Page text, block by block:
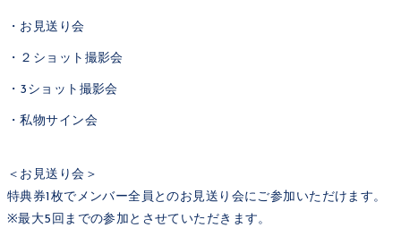
・お見送り会
・２ショット撮影会
・3ショット撮影会
・私物サイン会
＜お見送り会＞
特典券1枚でメンバー全員とのお見送り会にご参加いただけます。
※最大5回までの参加とさせていただきます。